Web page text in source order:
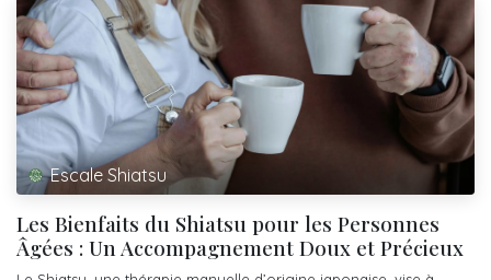
Escale Shiatsu
Les Bienfaits du Shiatsu pour les Personnes
Âgées : Un Accompagnement Doux et Précieux